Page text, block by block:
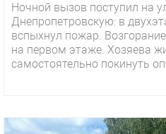
Ночной вызов поступил на
Днепропетровскую: в
вспыхнул пожар.
на первом этаже. Хозяева
самостоятельно покинуть